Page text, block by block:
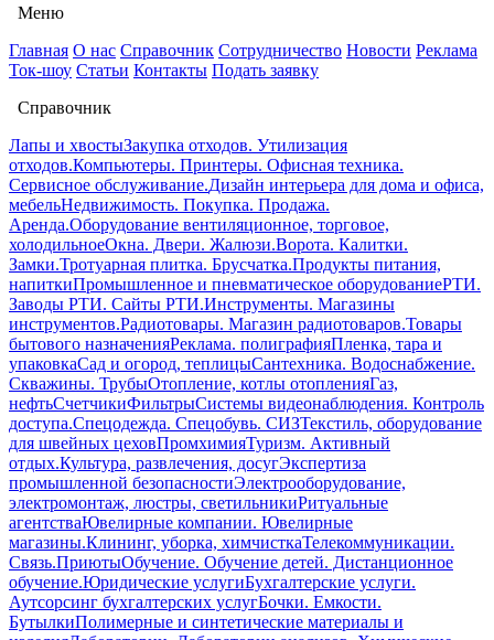
Меню
Главная О нас Справочник Сотрудничество Новости Реклама
Ток-шоу Статьи Контакты Подать заявку
Справочник
Лапы и хвостыЗакупка отходов. Утилизация
отходов.Компьютеры. Принтеры. Офисная техника.
Сервисное обслуживание.Дизайн интерьера для дома и офиса,
мебельНедвижимость. Покупка. Продажа.
Аренда.Оборудование вентиляционное, торговое,
холодильноеОкна. Двери. Жалюзи.Ворота. Калитки.
Замки.Тротуарная плитка. Брусчатка.Продукты питания,
напиткиПромышленное и пневматическое оборудованиеРТИ.
Заводы РТИ. Сайты РТИ.Инструменты. Магазины
инструментов.Радиотовары. Магазин радиотоваров.Товары
бытового назначенияРеклама. полиграфияПленка, тара и
упаковкаСад и огород, теплицыСантехника. Водоснабжение.
Скважины. ТрубыОтопление, котлы отопленияГаз,
нефтьСчетчикиФильтрыСистемы видеонаблюдения. Контроль
доступа.Спецодежда. Спецобувь. СИЗТекстиль, оборудование
для швейных цеховПромхимияТуризм. Активный
отдых.Культура, развлечения, досугЭкспертиза
промышленной безопасностиЭлектрооборудование,
электромонтаж, люстры, светильникиРитуальные
агентстваЮвелирные компании. Ювелирные
магазины.Клининг, уборка, химчисткаТелекоммуникации.
Связь.ПриютыОбучение. Обучение детей. Дистанционное
обучение.Юридические услугиБухгалтерские услуги.
Аутсорсинг бухгалтерских услугБочки. Емкости.
БутылкиПолимерные и синтетические материалы и